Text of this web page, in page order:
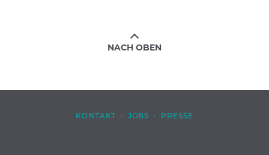
NACH OBEN
KONTAKT · JOBS · PRESSE